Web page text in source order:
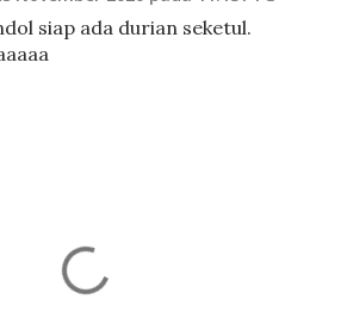
siap ada durian seketul.